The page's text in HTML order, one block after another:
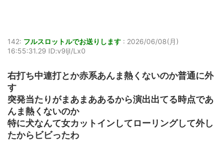
142: フルスロットルでお送りします : 2026/06/08(月)
16:55:31.29 ID:v9ljI/Lx0
右打ち中連打とか赤系あんま熱くないのか普通に外
す
突発当たりがまあまああるから演出出てる時点であ
んま熱くないのか
特に犬なんて女カットインしてローリングして外し
たからビビったわ